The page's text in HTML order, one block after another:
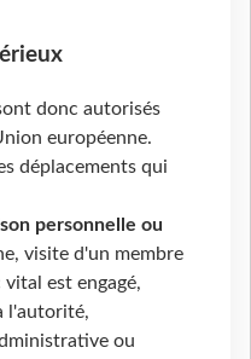
donc autorisés
européenne.
déplacements qui
personnelle ou
visite d'un membre
est engagé,
l'autorité,
ou